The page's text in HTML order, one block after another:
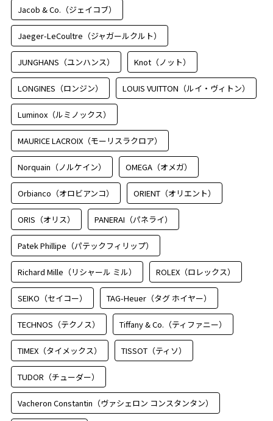
Jacob & Co.（ジェイコブ）
Jaeger-LeCoultre（ジャガールクルト）
JUNGHANS（ユンハンス） Knot（ノット）
LONGINES（ロンジン） LOUIS VUITTON（ルイ・ヴィトン）
Luminox（ルミノックス）
MAURICE LACROIX（モーリスラクロア）
Norquain（ノルケイン） OMEGA（オメガ）
Orbianco（オロビアンコ） ORIENT（オリエント）
ORIS（オリス） PANERAI（パネライ）
Patek Phillipe（パテックフィリップ）
Richard Mille（リシャール ミル） ROLEX（ロレックス）
SEIKO（セイコー） TAG-Heuer（タグ ホイヤー）
TECHNOS（テクノス） Tiffany & Co.（ティファニー）
TIMEX（タイメックス） TISSOT（ティソ）
TUDOR（チューダー）
Vacheron Constantin（ヴァシェロン コンスタンタン）